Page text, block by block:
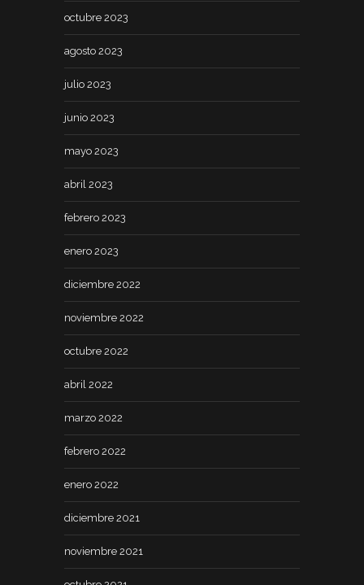
octubre 2023
agosto 2023
julio 2023
junio 2023
mayo 2023
abril 2023
febrero 2023
enero 2023
diciembre 2022
noviembre 2022
octubre 2022
abril 2022
marzo 2022
febrero 2022
enero 2022
diciembre 2021
noviembre 2021